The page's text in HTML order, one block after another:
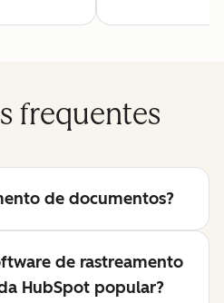
frequentes
de documentos?
de rastreamento
HubSpot popular?